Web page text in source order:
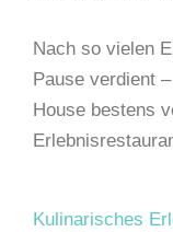
Nach so vielen
Pause verdient
House bestens
Kulinarisches